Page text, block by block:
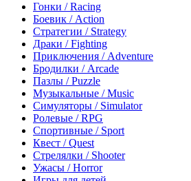
Гонки / Racing
Боевик / Action
Стратегии / Strategy
Драки / Fighting
Приключения / Adventure
Бродилки / Arcade
Пазлы / Puzzle
Музыкальные / Music
Симуляторы / Simulator
Ролевые / RPG
Спортивные / Sport
Квест / Quest
Стрелялки / Shooter
Ужасы / Horror